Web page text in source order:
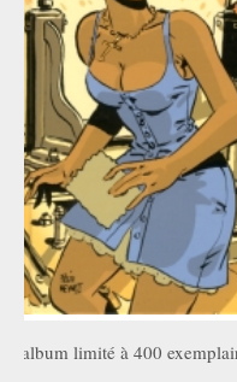
L'album limité à 400